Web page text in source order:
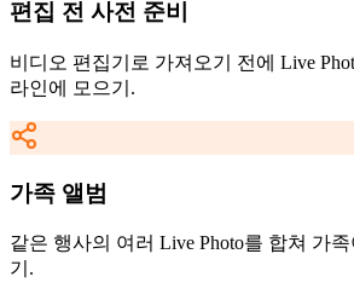
편집 전 사전 준비
비디오 편집기로 가져오기 전에 Live
라인에 모으기.
가족 앨범
같은 행사의 여러 Live Photo를 합쳐 가
기.